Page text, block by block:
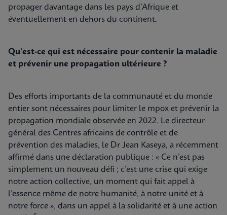
propager davantage dans les pays d’Afrique et
éventuellement en dehors du continent.
Qu’est-ce qui est nécessaire pour contenir la maladie
et prévenir une propagation ultérieure ?
Des efforts importants de la communauté et du monde
entier sont nécessaires pour limiter le mpox et prévenir la
propagation mondiale observée en 2022. Le directeur
général des Centres africains de contrôle et de
prévention des maladies, le Dr Jean Kaseya, a récemment
affirmé dans une déclaration publique : « Ce n’est pas
simplement un nouveau défi ; c’est une crise qui exige
notre action collective, un moment qui fait appel à
l’essence même de notre humanité, à notre unité et à
notre force », dans un appel à la solidarité et à une action